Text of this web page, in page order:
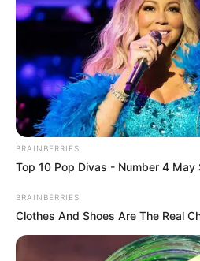
BRAINBERRIES
Top 10 Pop Divas - Number 4 May
BRAINBERRIES
Clothes And Shoes Are The Real